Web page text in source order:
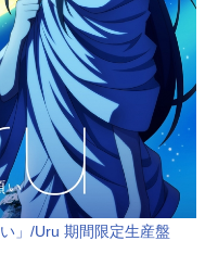
」/Uru 期間限定生産盤